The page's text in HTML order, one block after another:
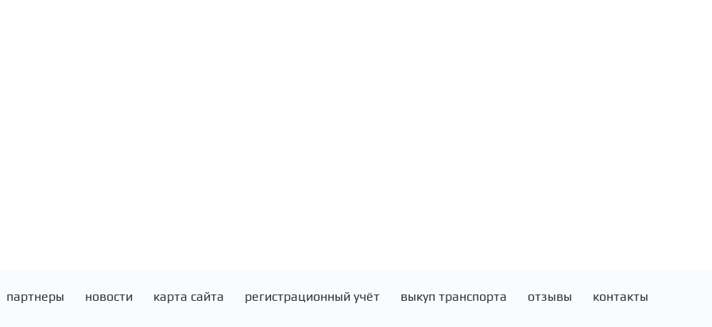
партнеры новости карта сайта регистрационный учёт выкуп транспорта отзывы контакты